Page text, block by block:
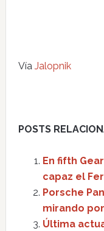
Vía Jalopnik
POSTS
En fifth
capaz el
Porsche
mirando
Última